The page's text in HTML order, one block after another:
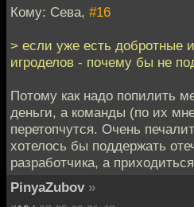
Кому: Сева, #16
> если уже есть добротные
игроделов - почему бы не
Потому как надо попилить
деньги, а команды (по их
перетопчутся. Очень
хотелось бы поддержать
разработчика, а
PinyaZubov »